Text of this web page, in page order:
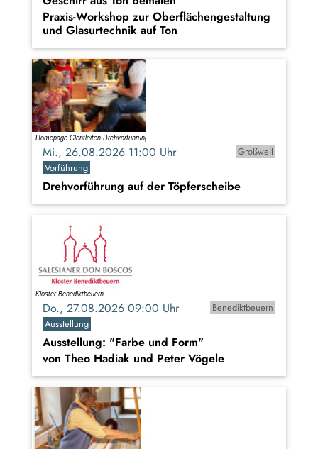
Praxis-Workshop zur Oberflächengestaltung
und Glasurtechnik auf Ton
Mi., 26.08.2026 11:00 Uhr
Großweil
Vorführung
Drehvorführung auf der Töpferscheibe
Do., 27.08.2026 09:00 Uhr
Benediktbeuern
Ausstellung
Ausstellung: "Farbe und Form"
von Theo Hadiak und Peter Vögele